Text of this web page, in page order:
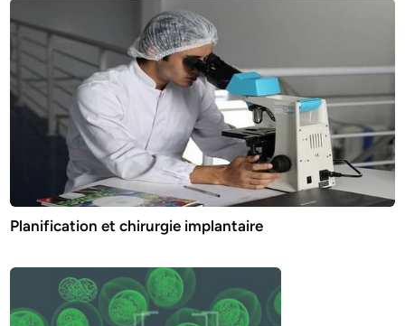
Planification et chirurgie implantaire